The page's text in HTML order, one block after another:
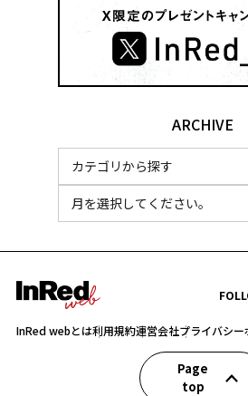
ARCHIVE
InRed webとは利用規約運営会社プライバシー
Page
top